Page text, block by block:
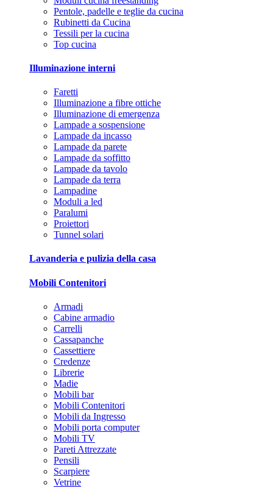
Pentole, padelle e teglie da cucina
Rubinetti da Cucina
Tessili per la cucina
Top cucina
Illuminazione interni
Faretti
Illuminazione a fibre ottiche
Illuminazione di emergenza
Lampade a sospensione
Lampade da incasso
Lampade da parete
Lampade da soffitto
Lampade da tavolo
Lampade da terra
Lampadine
Moduli a led
Paralumi
Proiettori
Tunnel solari
Lavanderia e pulizia della casa
Mobili Contenitori
Armadi
Cabine armadio
Carrelli
Cassapanche
Cassettiere
Credenze
Librerie
Madie
Mobili bar
Mobili Contenitori
Mobili da Ingresso
Mobili porta computer
Mobili TV
Pareti Attrezzate
Pensili
Scarpiere
Vetrine